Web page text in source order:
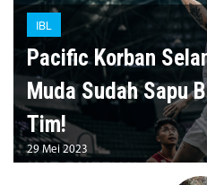
IBL
Pacific Korban
Muda Sudah Sapu
Tim!
29 Mei 2023